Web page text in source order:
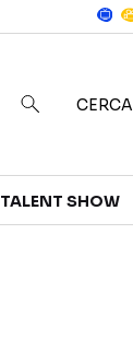
CERCA
TALENT SHOW